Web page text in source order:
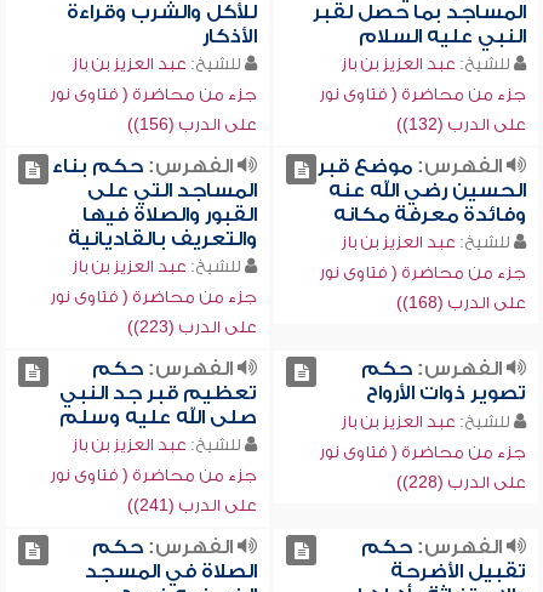
المساجد بما حصل لقبر
النبي عليه السلام
للشيخ: عبد العزيز بن باز
جزء من محاضرة ( فتاوى نور
على الدرب (132))
للأكل والشرب وقراءة
الأذكار
للشيخ: عبد العزيز بن باز
جزء من محاضرة ( فتاوى نور
على الدرب (156))
الفهرس:موضع قبر
الحسين رضي الله عنه
وفائدة معرفة مكانه
للشيخ: عبد العزيز بن باز
جزء من محاضرة ( فتاوى نور
على الدرب (168))
الفهرس:حكم بناء
المساجد التي على
القبور والصلاة فيها
والتعريف بالقاديانية
للشيخ: عبد العزيز بن باز
جزء من محاضرة ( فتاوى نور
على الدرب (223))
الفهرس:حكم
تصوير ذوات الأرواح
للشيخ: عبد العزيز بن باز
جزء من محاضرة ( فتاوى نور
على الدرب (228))
الفهرس:حكم
تعظيم قبر جد النبي
صلى الله عليه وسلم
للشيخ: عبد العزيز بن باز
جزء من محاضرة ( فتاوى نور
على الدرب (241))
الفهرس:حكم
تقبيل الأضرحة
الفهرس:حكم
الصلاة في المسجد